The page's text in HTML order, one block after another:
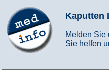
Kaputten
Melden Sie
Sie helfen